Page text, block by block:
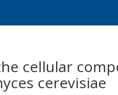
cellular
cerevisiae